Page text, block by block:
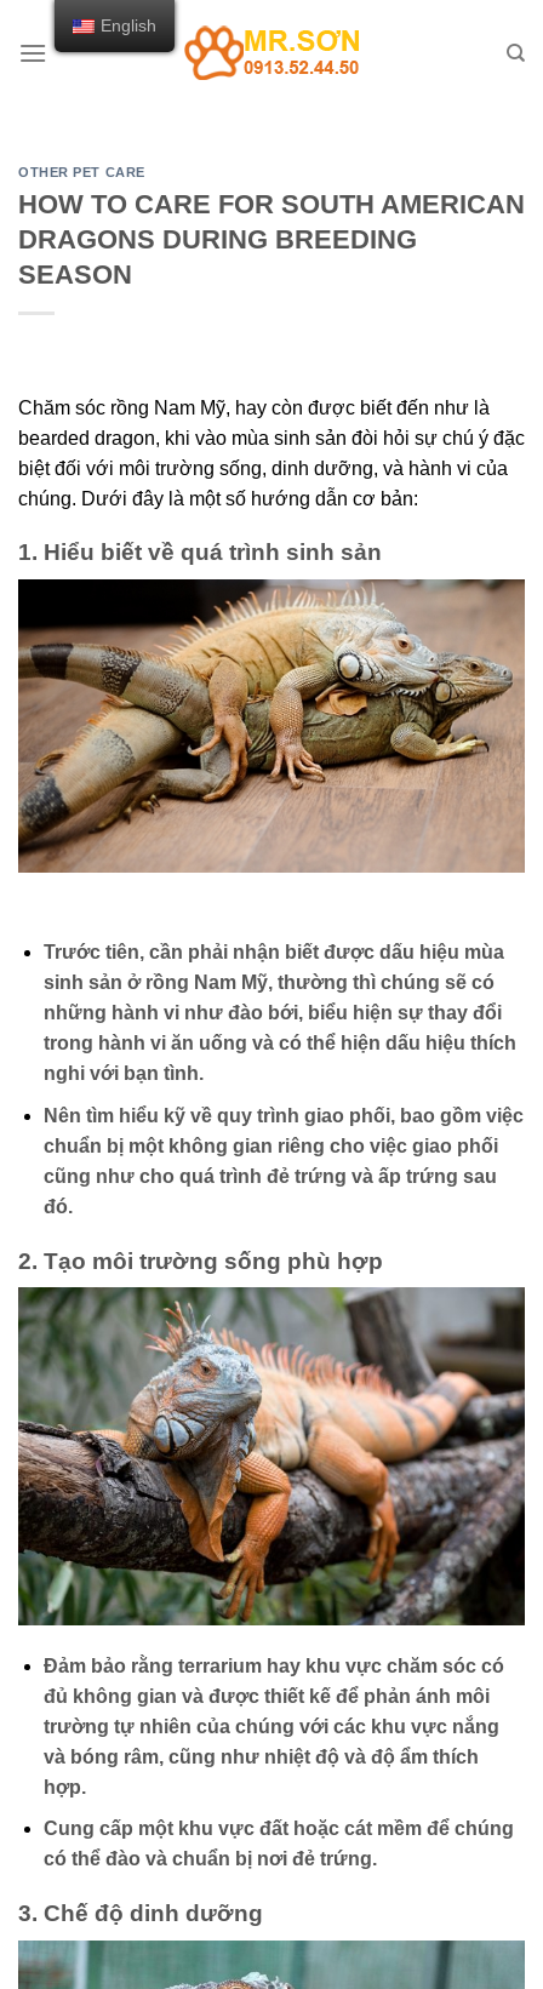
OTHER PET CARE
HOW TO CARE FOR SOUTH AMERICAN
DRAGONS DURING BREEDING
SEASON
Chăm sóc rồng Nam Mỹ, hay còn được biết đến như là
bearded dragon, khi vào mùa sinh sản đòi hỏi sự chú ý đặc
biệt đối với môi trường sống, dinh dưỡng, và hành vi của
chúng. Dưới đây là một số hướng dẫn cơ bản:
1. Hiểu biết về quá trình sinh sản
Trước tiên, cần phải nhận biết được dấu hiệu mùa
sinh sản ở rồng Nam Mỹ, thường thì chúng sẽ có
những hành vi như đào bới, biểu hiện sự thay đổi
trong hành vi ăn uống và có thể hiện dấu hiệu thích
nghi với bạn tình.
Nên tìm hiểu kỹ về quy trình giao phối, bao gồm việc
chuẩn bị một không gian riêng cho việc giao phối
cũng như cho quá trình đẻ trứng và ấp trứng sau
đó.
2. Tạo môi trường sống phù hợp
Đảm bảo rằng terrarium hay khu vực chăm sóc có
đủ không gian và được thiết kế để phản ánh môi
trường tự nhiên của chúng với các khu vực nắng
và bóng râm, cũng như nhiệt độ và độ ẩm thích
hợp.
Cung cấp một khu vực đất hoặc cát mềm để chúng
có thể đào và chuẩn bị nơi đẻ trứng.
3. Chế độ dinh dưỡng
English